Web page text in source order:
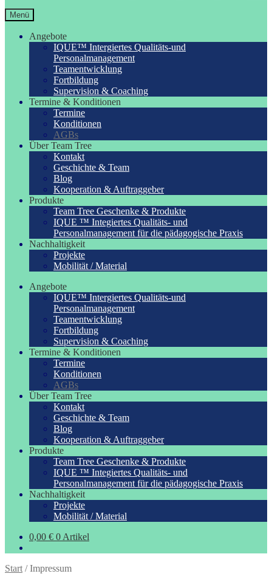
Menü
Angebote
IQUE™ Intergiertes Qualitäts-und
Personalmanagement
Teamentwicklung
Fortbildung
Supervision & Coaching
Termine & Konditionen
Termine
Konditionen
AGBs
Über Team Tree
Kontakt
Geschichte & Team
Blog
Kooperation & Auftraggeber
Produkte
Team Tree Geschenke & Produkte
IQUE ™ Integiertes Qualitäts- und
Personalmanagement für die pädagogische Praxis
Nachhaltigkeit
Projekte
Mobilität / Material
Angebote
IQUE™ Intergiertes Qualitäts-und
Personalmanagement
Teamentwicklung
Fortbildung
Supervision & Coaching
Termine & Konditionen
Termine
Konditionen
AGBs
Über Team Tree
Kontakt
Geschichte & Team
Blog
Kooperation & Auftraggeber
Produkte
Team Tree Geschenke & Produkte
IQUE ™ Integiertes Qualitäts- und
Personalmanagement für die pädagogische Praxis
Nachhaltigkeit
Projekte
Mobilität / Material
0,00 € 0 Artikel
Start /Impressum